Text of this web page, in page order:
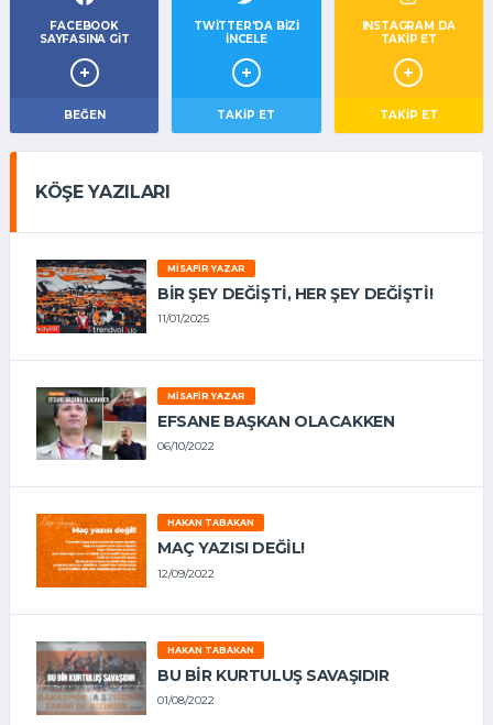
FACEBOOK
SAYFASINA GIT
BEĞEN
TWITTER'DA BIZI
İNCELE
TAKIP ET
INSTAGRAM DA
TAKİP ET
TAKİP ET
KÖŞE YAZILARI
MISAFIR YAZAR
BIR ŞEY DEĞIŞTI, HER ŞEY DEĞIŞTI!
11/01/2025
MISAFIR YAZAR
EFSANE BAŞKAN OLACAKKEN
06/10/2022
HAKAN TABAKAN
MAÇ YAZISI DEĞİL!
12/09/2022
HAKAN TABAKAN
BU BİR KURTULUŞ SAVAŞIDIR
01/08/2022